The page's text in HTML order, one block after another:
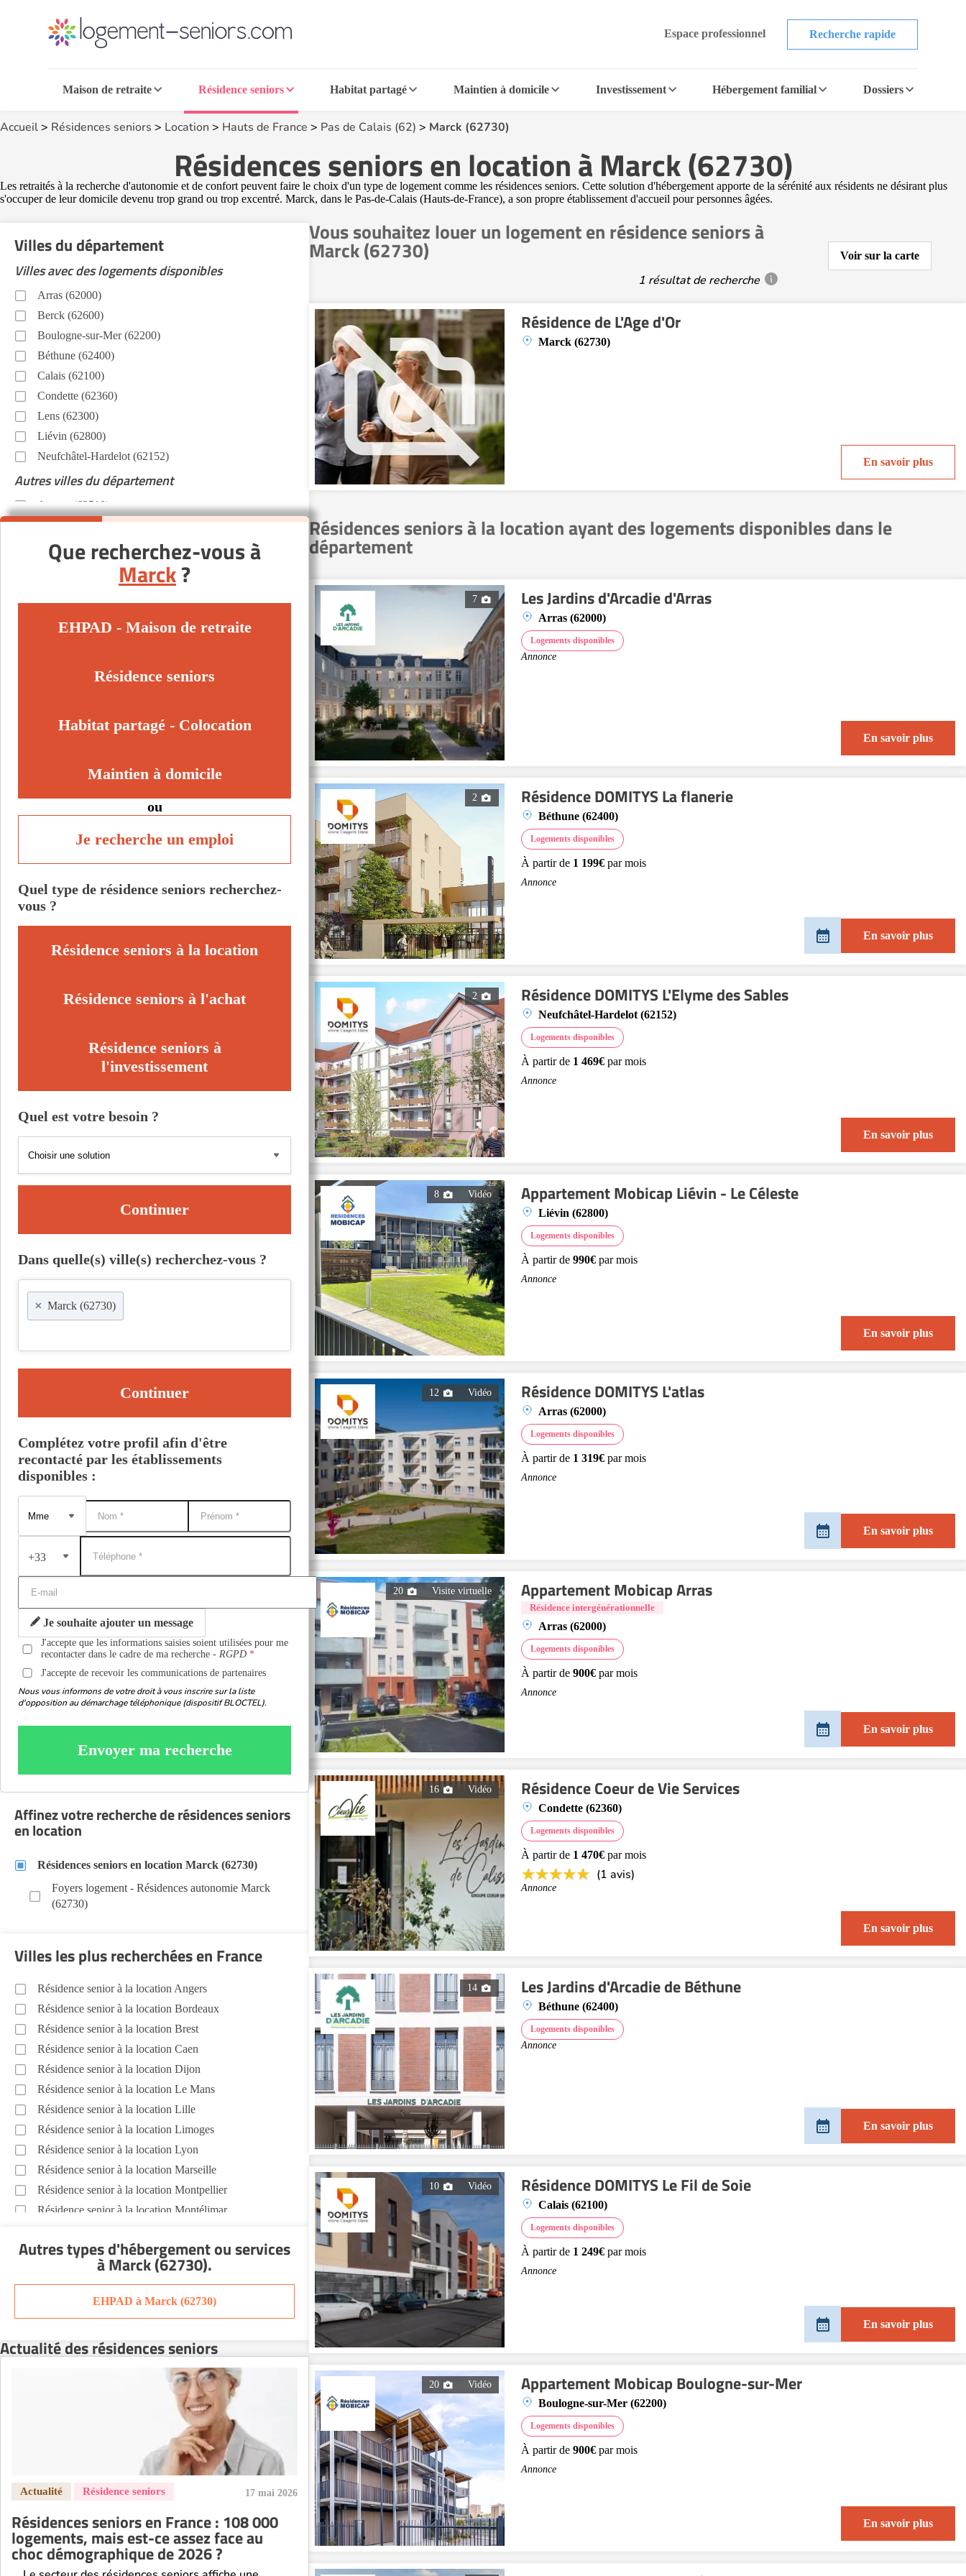
Espace professionnel Recherche rapide
Maison de retraite Résidence seniors Habitat partagé Maintien à domicile Investissement Hébergement familial Dossiers
Accueil> Résidences seniors > Location > Hauts de France > Pas de Calais (62) > Marck (62730)
Résidences seniors en location à Marck (62730)
Les retraités à la recherche d'autonomie et de confort peuvent faire le choix d'un type de logement comme les résidences seniors. Cette solution d'hébergement apporte de la sérénité aux résidents ne désirant plus
s'occuper de leur domicile devenu trop grand ou trop excentré. Marck, dans le Pas-de-Calais (Hauts-de-France), a son propre établissement d'accueil pour personnes âgées.
Vous souhaitez louer un logement en résidence seniors à
Marck (62730)
1 résultat de recherche
Voir sur la carte
Résidence de L'Age d'Or
Marck (62730)
En savoir plus
Résidences seniors à la location ayant des logements disponibles dans le
département
7 Les Jardins d'Arcadie d'Arras
Arras (62000)
Logements disponibles
Annonce
En savoir plus
2 Résidence DOMITYS La flanerie
Béthune (62400)
Logements disponibles
À partir de 1 199€ par mois
Annonce
En savoir plus
2 Résidence DOMITYS L'Elyme des Sables
Neufchâtel-Hardelot (62152)
Logements disponibles
À partir de 1 469€ par mois
Annonce
En savoir plus
8 Vidéo Appartement Mobicap Liévin - Le Céleste
Liévin (62800)
Logements disponibles
À partir de 990€ par mois
Annonce
En savoir plus
12 Vidéo Résidence DOMITYS L'atlas
Arras (62000)
Logements disponibles
À partir de 1 319€ par mois
Annonce
En savoir plus
20 Visite virtuelle Appartement Mobicap Arras
Résidence intergénérationnelle
Arras (62000)
Logements disponibles
À partir de 900€ par mois
Annonce
En savoir plus
16 Vidéo Résidence Coeur de Vie Services
Condette (62360)
Logements disponibles
À partir de 1 470€ par mois
(1 avis)
Annonce
En savoir plus
14 Les Jardins d'Arcadie de Béthune
Béthune (62400)
Logements disponibles
Annonce
En savoir plus
10 Vidéo Résidence DOMITYS Le Fil de Soie
Calais (62100)
Logements disponibles
À partir de 1 249€ par mois
Annonce
En savoir plus
20 Vidéo Appartement Mobicap Boulogne-sur-Mer
Boulogne-sur-Mer (62200)
Logements disponibles
À partir de 900€ par mois
Annonce
En savoir plus
Villes du département
Villes avec des logements disponibles
Arras (62000)
Berck (62600)
Boulogne-sur-Mer (62200)
Béthune (62400)
Calais (62100)
Condette (62360)
Lens (62300)
Liévin (62800)
Neufchâtel-Hardelot (62152)
Autres villes du département
Arques (62510)
Barlin (62620)
Bruay-la-Buissière (62700)
Bully-les-Mines (62160)
Coulogne (62137)
Divion (62460)
Fauquembergues (62560)
Que recherchez-vous à
Marck?
EHPAD - Maison de retraite
Résidence seniors
Habitat partagé - Colocation
Maintien à domicile
ou
Je recherche un emploi
Quel type de résidence seniors recherchez-
vous ?
Résidence seniors à la location
Résidence seniors à l'achat
Résidence seniors à
l'investissement
Quel est votre besoin ?
Continuer
Dans quelle(s) ville(s) recherchez-vous ?
× Marck (62730)
Continuer
Complétez votre profil afin d'être
recontacté par les établissements
disponibles :
+33
Je souhaite ajouter un message
J'accepte que les informations saisies soient utilisées pour me
recontacter dans le cadre de ma recherche -RGPD
J'accepte de recevoir les communications de partenaires
Nous vous informons de votre droit à vous inscrire sur la liste
d'opposition au démarchage téléphonique (dispositif BLOCTEL).
Envoyer ma recherche
Affinez votre recherche de résidences seniors
en location
Résidences seniors en location Marck (62730)
Foyers logement - Résidences autonomie Marck
(62730)
Villes les plus recherchées en France
Résidence senior à la location Angers
Résidence senior à la location Bordeaux
Résidence senior à la location Brest
Résidence senior à la location Caen
Résidence senior à la location Dijon
Résidence senior à la location Le Mans
Résidence senior à la location Lille
Résidence senior à la location Limoges
Résidence senior à la location Lyon
Résidence senior à la location Marseille
Résidence senior à la location Montpellier
Résidence senior à la location Montélimar
Résidence senior à la location Nîmes
Résidence senior à la location Orléans
Résidence senior à la location Reims
Résidence senior à la location Strasbourg
Résidence senior à la location Toulouse
Autres types d'hébergement ou services
à Marck (62730).
EHPAD à Marck (62730)
Actualité des résidences seniors
17 mai 2026
Résidences seniors en France : 108 000
logements, mais est-ce assez face au
choc démographique de 2026 ?